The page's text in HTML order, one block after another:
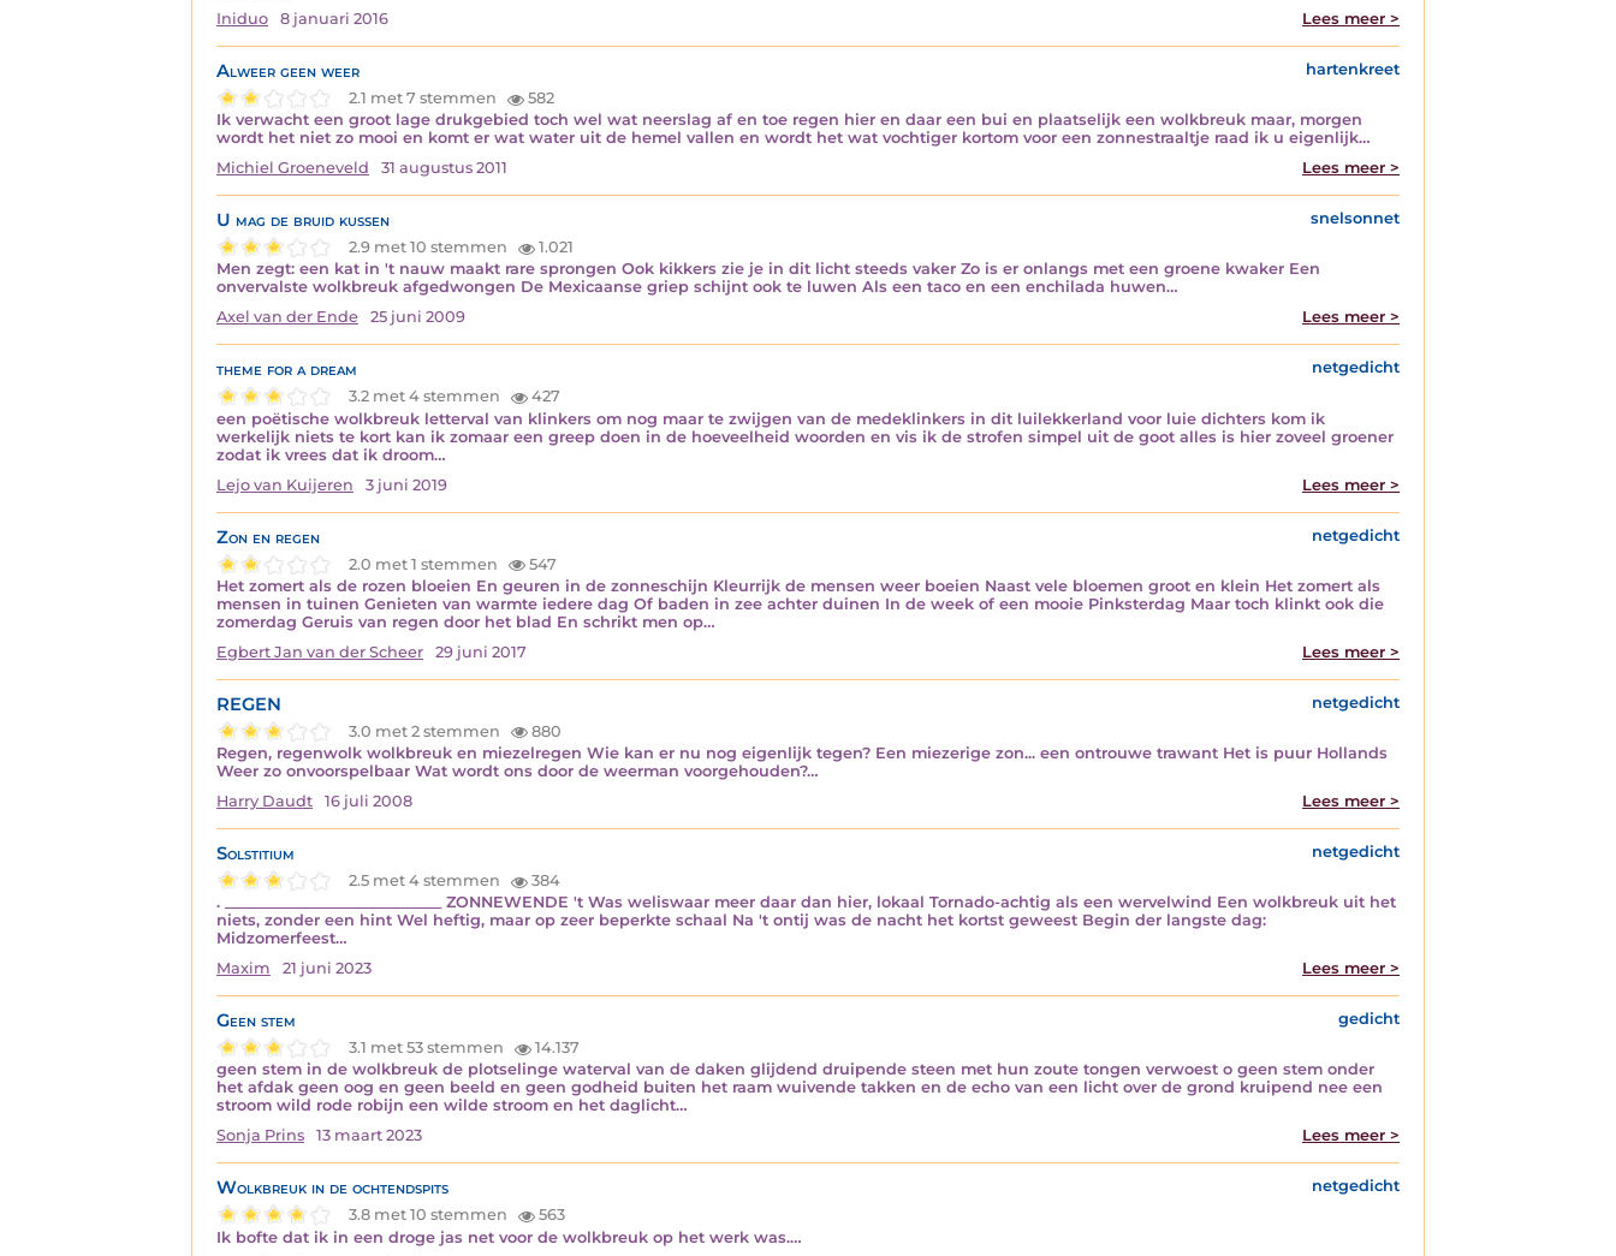
Iniduo
8 januari 2016 Lees meer >
Alweer geen weer
hartenkreet
2.1 met 7 stemmen
582
Ik verwacht een groot lage drukgebied toch wel wat neerslag af en toe regen hier en daar een bui en plaatselijk een wolkbreuk maar, morgen
wordt het niet zo mooi en komt er wat water uit de hemel vallen en wordt het wat vochtiger kortom voor een zonnestraaltje raad ik u eigenlijk…
Michiel Groeneveld
31 augustus 2011 Lees meer >
U mag de bruid kussen
snelsonnet
2.9 met 10 stemmen
1.021
Men zegt: een kat in 't nauw maakt rare sprongen Ook kikkers zie je in dit licht steeds vaker Zo is er onlangs met een groene kwaker Een
onvervalste wolkbreuk afgedwongen De Mexicaanse griep schijnt ook te luwen Als een taco en een enchilada huwen…
Axel van der Ende
25 juni 2009 Lees meer >
theme for a dream
netgedicht
3.2 met 4 stemmen
427
een poëtische wolkbreuk letterval van klinkers om nog maar te zwijgen van de medeklinkers in dit luilekkerland voor luie dichters kom ik
werkelijk niets te kort kan ik zomaar een greep doen in de hoeveelheid woorden en vis ik de strofen simpel uit de goot alles is hier zoveel groener
zodat ik vrees dat ik droom…
Lejo van Kuijeren
3 juni 2019 Lees meer >
Zon en regen
netgedicht
2.0 met 1 stemmen
547
Het zomert als de rozen bloeien En geuren in de zonneschijn Kleurrijk de mensen weer boeien Naast vele bloemen groot en klein Het zomert als
mensen in tuinen Genieten van warmte iedere dag Of baden in zee achter duinen In de week of een mooie Pinksterdag Maar toch klinkt ook die
zomerdag Geruis van regen door het blad En schrikt men op…
Egbert Jan van der Scheer
29 juni 2017 Lees meer >
REGEN
netgedicht
3.0 met 2 stemmen
880
Regen, regenwolk wolkbreuk en miezelregen Wie kan er nu nog eigenlijk tegen? Een miezerige zon... een ontrouwe trawant Het is puur Hollands
Weer zo onvoorspelbaar Wat wordt ons door de weerman voorgehouden?…
Harry Daudt
16 juli 2008 Lees meer >
Solstitium
netgedicht
2.5 met 4 stemmen
384
. ______________________________ ZONNEWENDE 't Was weliswaar meer daar dan hier, lokaal Tornado-achtig als een wervelwind Een wolkbreuk uit het
niets, zonder een hint Wel heftig, maar op zeer beperkte schaal Na 't ontij was de nacht het kortst geweest Begin der langste dag:
Midzomerfeest…
Maxim
21 juni 2023 Lees meer >
Geen stem
gedicht
3.1 met 53 stemmen
14.137
geen stem in de wolkbreuk de plotselinge waterval van de daken glijdend druipende steen met hun zoute tongen verwoest o geen stem onder
het afdak geen oog en geen beeld en geen godheid buiten het raam wuivende takken en de echo van een licht over de grond kruipend nee een
stroom wild rode robijn een wilde stroom en het daglicht…
Sonja Prins
13 maart 2023 Lees meer >
Wolkbreuk in de ochtendspits
netgedicht
3.8 met 10 stemmen
563
Ik bofte dat ik in een droge jas net voor de wolkbreuk op het werk was.…